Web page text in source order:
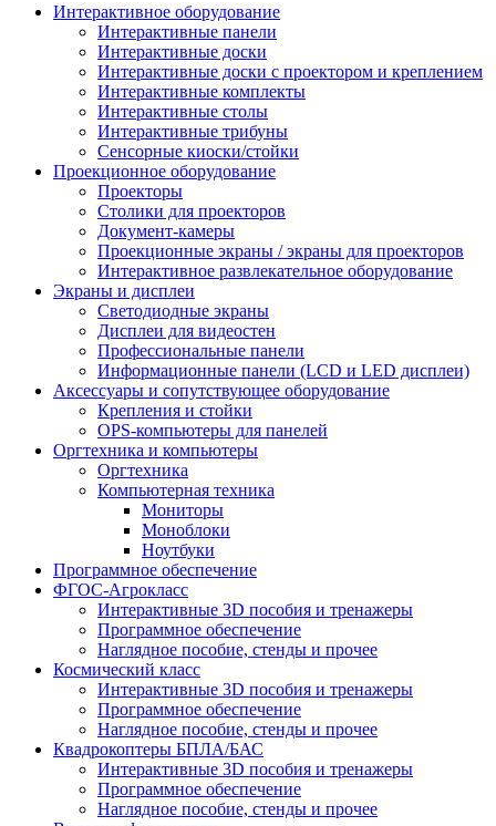
Интерактивное оборудование
Интерактивные панели
Интерактивные доски
Интерактивные доски с проектором и креплением
Интерактивные комплекты
Интерактивные столы
Интерактивные трибуны
Сенсорные киоски/стойки
Проекционное оборудование
Проекторы
Столики для проекторов
Документ-камеры
Проекционные экраны / экраны для проекторов
Интерактивное развлекательное оборудование
Экраны и дисплеи
Светодиодные экраны
Дисплеи для видеостен
Профессиональные панели
Информационные панели (LCD и LED дисплеи)
Аксессуары и сопутствующее оборудование
Крепления и стойки
OPS-компьютеры для панелей
Оргтехника и компьютеры
Оргтехника
Компьютерная техника
Мониторы
Моноблоки
Ноутбуки
Программное обеспечение
ФГОС-Агрокласс
Интерактивные 3D пособия и тренажеры
Программное обеспечение
Наглядное пособие, стенды и прочее
Космический класс
Интерактивные 3D пособия и тренажеры
Программное обеспечение
Наглядное пособие, стенды и прочее
Квадрокоптеры БПЛА/БАС
Интерактивные 3D пособия и тренажеры
Программное обеспечение
Наглядное пособие, стенды и прочее